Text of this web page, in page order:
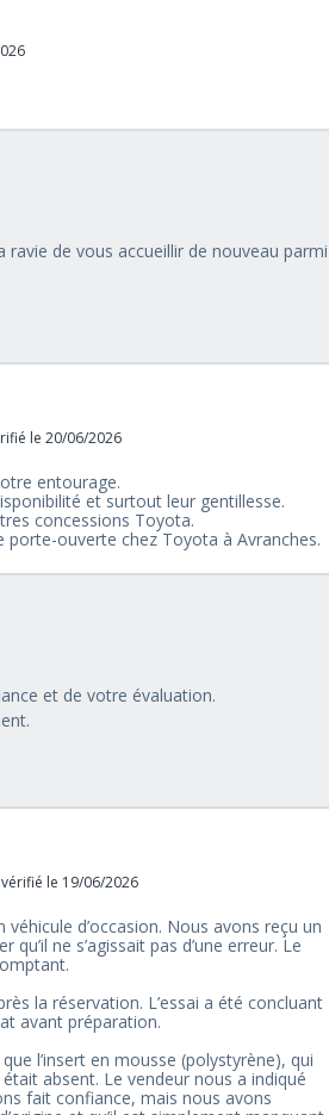
de vous accueillir de nouveau parmi
le 20/06/2026
entourage.
et surtout leur gentillesse.
concessions Toyota.
ouverte chez Toyota à Avranches.
et de votre évaluation.
le 19/06/2026
d’occasion. Nous avons reçu un
ne s’agissait pas d’une erreur. Le
la réservation. L’essai a été concluant
avant préparation.
l’insert en mousse (polystyrène), qui
absent. Le vendeur nous a indiqué
fait confiance, mais nous avons